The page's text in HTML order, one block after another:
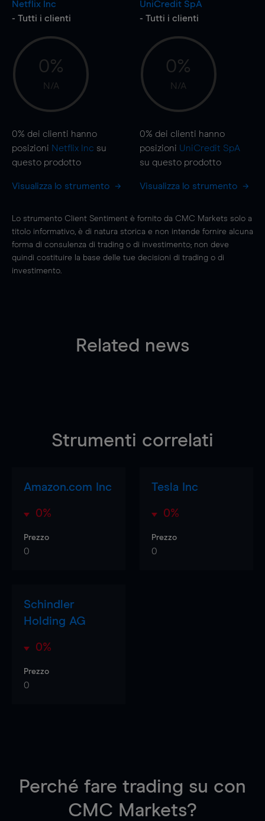
Netflix Inc
- Tutti i clienti
0%
N/A
0% dei clienti hanno
posizioni Netflix Inc su
questo prodotto
Visualizza lo strumento
UniCredit SpA
- Tutti i clienti
0%
N/A
0% dei clienti hanno
posizioni UniCredit SpA
su questo prodotto
Visualizza lo strumento
Lo strumento Client Sentiment è fornito da CMC Markets solo a
titolo informativo, è di natura storica e non intende fornire alcuna
forma di consulenza di trading o di investimento; non deve
quindi costituire la base delle tue decisioni di trading o di
investimento.
Related news
Strumenti correlati
Amazon.com Inc
0%
Prezzo
0
Tesla Inc
0%
Prezzo
0
Schindler
Holding AG
0%
Prezzo
0
Perché fare trading su con
CMC Markets?